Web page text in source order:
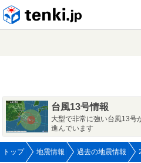
台風13号情報
大型で非常に強い台風13号
進んでいます
トップ 地震情報 過去の地震情報